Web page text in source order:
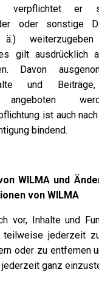
verpflichtet er
oder sonstige
ä.)
gilt ausdrücklich
Davon
und
angeboten
ist auch
bindend.
WILMA und
von WILMA
vor, Inhalte und
jederzeit
oder zu entfernen
ganz